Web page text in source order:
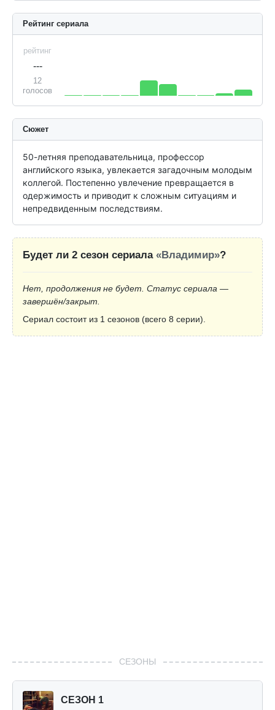
Рейтинг сериала
рейтинг
---
12
голосов
Сюжет
50-летняя преподавательница, профессор
английского языка, увлекается загадочным молодым
коллегой. Постепенно увлечение превращается в
одержимость и приводит к сложным ситуациям и
непредвиденным последствиям.
Будет ли 2 сезон сериала «Владимир»?
Нет, продолжения не будет. Статус сериала —
завершён/закрыт.
Сериал состоит из 1 сезонов (всего 8 серии).
СЕЗОНЫ
СЕЗОН 1